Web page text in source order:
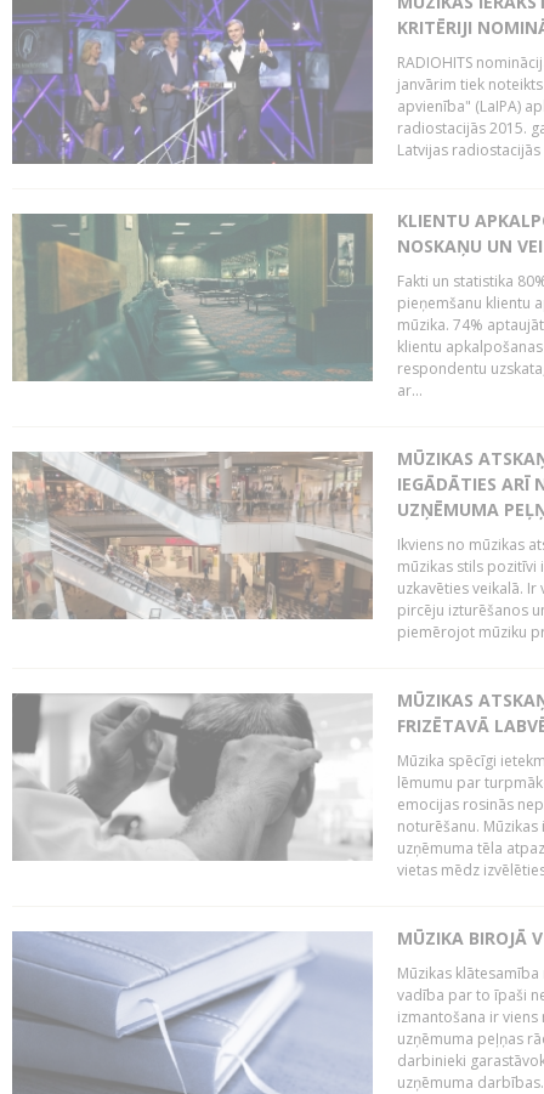
KRITĒRIJI
RADIOHITS
janvārim tiek
apvienība" (LaIPA)
radiostacijās 2015.
Latvijas
KLIENTU
NOSKAŅU UN
Fakti un statistika
pieņemšanu klientu
mūzika. 74%
klientu
respondentu
ar...
MŪZIKAS
IEGĀDĀTIES ARĪ
UZŅĒMUMA
Ikviens no mūzikas
mūzikas stils pozitīvi
uzkavēties veikalā.
pircēju izturēšanos
piemērojot mūziku
MŪZIKAS
FRIZĒTAVĀ
Mūzika spēcīgi
lēmumu par
emocijas rosinās
noturēšanu.
uzņēmuma tēla
vietas mēdz
MŪZIKA BIROJĀ
Mūzikas
vadība par to īpaši
izmantošana ir
uzņēmuma peļņas
darbinieki
uzņēmuma